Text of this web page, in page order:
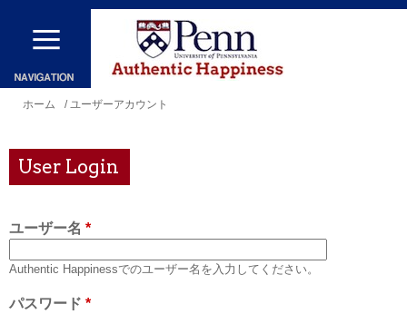
メ
ン
コ
ン
に
移
現
地
ホーム / ユーザーアカウント
User Login
ユーザー名 *
Authentic Happinessでのユーザー名を入力してください。
パスワード *